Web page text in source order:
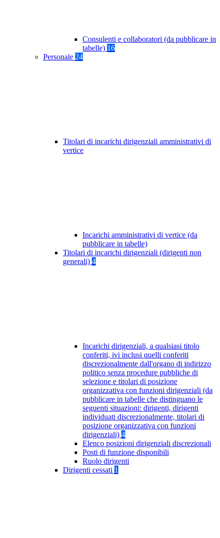
Consulenti e collaboratori (da pubblicare in
tabelle) 16
Personale 24
Titolari di incarichi dirigenziali amministrativi di
vertice
Incarichi amministrativi di vertice (da
pubblicare in tabelle)
Titolari di incarichi dirigenziali (dirigenti non
generali) 4
Incarichi dirigenziali, a qualsiasi titolo
conferiti, ivi inclusi quelli conferiti
discrezionalmente dall'organo di indirizzo
politico senza procedure pubbliche di
selezione e titolari di posizione
organizzativa con funzioni dirigenziali (da
pubblicare in tabelle che distinguano le
seguenti situazioni: dirigenti, dirigenti
individuati discrezionalmente, titolari di
posizione organizzativa con funzioni
dirigenziali) 4
Elenco posizioni dirigenziali discrezionali
Posti di funzione disponibili
Ruolo dirigenti
Dirigenti cessati 1